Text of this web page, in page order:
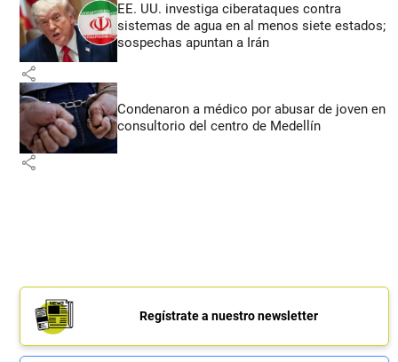
EE. UU. investiga ciberataques contra
sistemas de agua en al menos siete estados;
sospechas apuntan a Irán
share
Condenaron a médico por abusar de joven en
consultorio del centro de Medellín
share
Regístrate a nuestro newsletter